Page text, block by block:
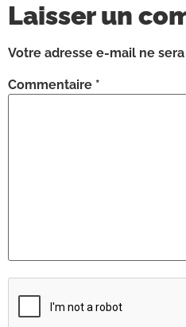
Laisser un
Votre adresse e-mail ne
Commentaire *